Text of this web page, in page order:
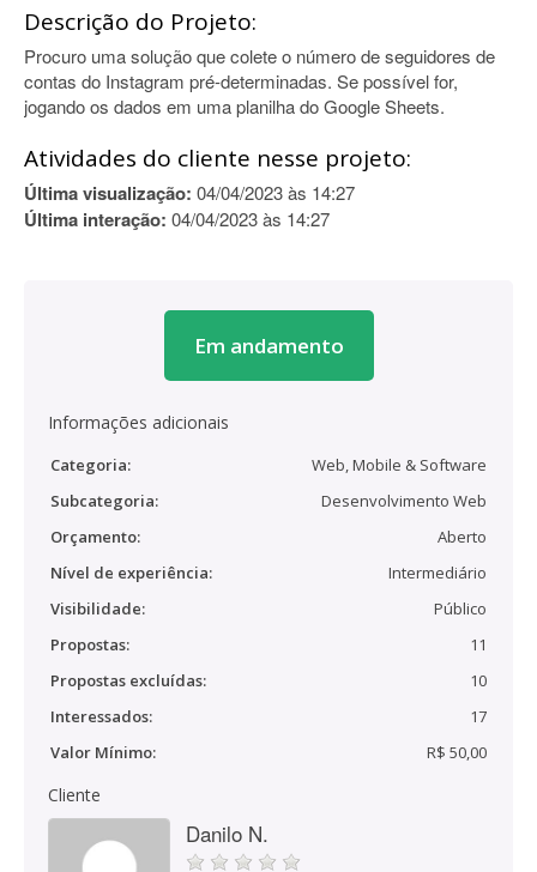
Descrição do Projeto:
Procuro uma solução que colete o número de seguidores de
contas do Instagram pré-determinadas. Se possível for,
jogando os dados em uma planilha do Google Sheets.
Atividades do cliente nesse projeto:
Última visualização: 04/04/2023 às 14:27
Última interação: 04/04/2023 às 14:27
Em andamento
Informações adicionais
Categoria:
Web, Mobile & Software
Subcategoria:
Desenvolvimento Web
Orçamento:
Aberto
Nível de experiência:
Intermediário
Visibilidade:
Público
Propostas:
11
Propostas excluídas:
10
Interessados:
17
Valor Mínimo:
R$ 50,00
Cliente
Danilo N.